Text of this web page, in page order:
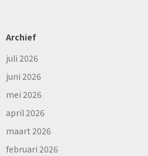
Archief
juli 2026
juni 2026
mei 2026
april 2026
maart 2026
februari 2026